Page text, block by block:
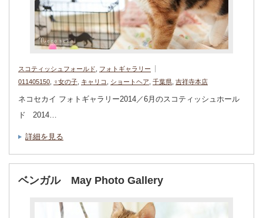
スコティッシュフォールド, フォトギャラリー
011405150, ♀女の子, キャリコ , ショートヘア, 千葉県, 吉祥寺本店
ネコセカイ フォトギャラリー2014／6月のスコティッシュホール
ド 2014…
詳細を見る
ベンガル May Photo Gallery